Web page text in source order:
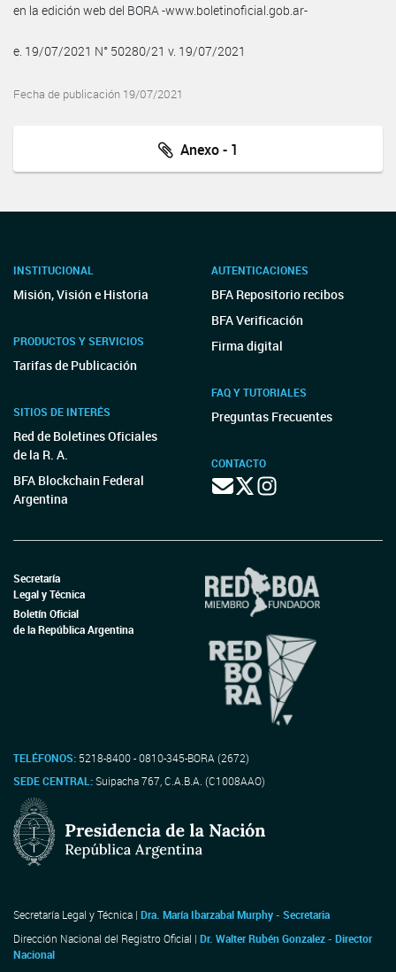
en la edición web del BORA -www.boletinoficial.gob.ar-
e. 19/07/2021 N° 50280/21 v. 19/07/2021
Fecha de publicación 19/07/2021
Anexo - 1
INSTITUCIONAL
Misión, Visión e Historia
PRODUCTOS Y SERVICIOS
Tarifas de Publicación
SITIOS DE INTERÉS
Red de Boletines Oficiales
de la R. A.
BFA Blockchain Federal
Argentina
AUTENTICACIONES
BFA Repositorio recibos
BFA Verificación
Firma digital
FAQ Y TUTORIALES
Preguntas Frecuentes
CONTACTO
Secretaría
Legal y Técnica
Boletín Oficial
de la República Argentina
TELÉFONOS: 5218-8400 - 0810-345-BORA (2672)
SEDE CENTRAL:Suipacha 767, C.A.B.A. (C1008AAO)
Secretaría Legal y Técnica | Dra. María Ibarzabal Murphy - Secretaria
Dirección Nacional del Registro Oficial | Dr. Walter Rubén Gonzalez - Director
Nacional